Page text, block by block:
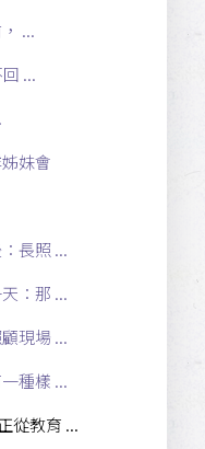
...
...
妹會
長照 ...
：那 ...
現場 ...
種樣 ...
從教育 ...